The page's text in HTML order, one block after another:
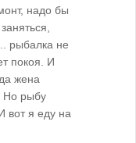
надо бы
рыбалка не
покоя. И
жена
Но рыбу
вот я еду на